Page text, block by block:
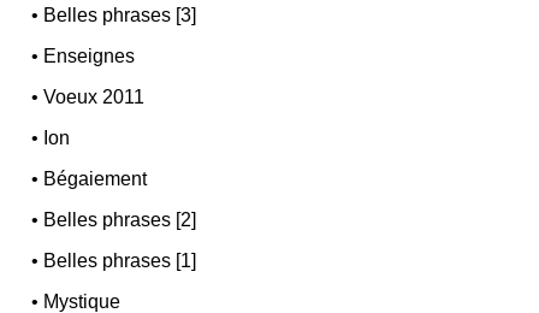
• Belles phrases [3]
• Enseignes
•Voeux 2011
• Ion
• Bégaiement
• Belles phrases [2]
• Belles phrases [1]
• Mystique